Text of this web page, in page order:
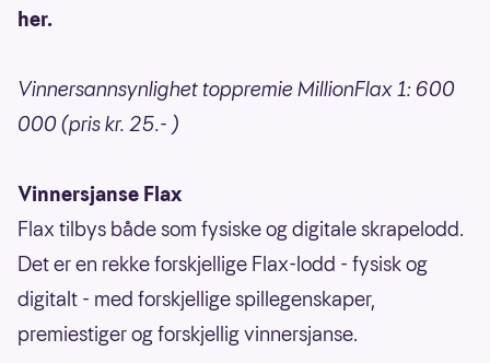
her.
Vinnersannsynlighet toppremie MillionFlax 1: 600
000 (pris kr. 25.- )
Vinnersjanse Flax
Flax tilbys både som fysiske og digitale skrapelodd.
Det er en rekke forskjellige Flax-lodd - fysisk og
digitalt - med forskjellige spillegenskaper,
premiestiger og forskjellig vinnersjanse.